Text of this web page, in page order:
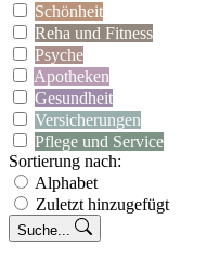
Schönheit
Reha und Fitness
Psyche
Apotheken
Gesundheit
Versicherungen
Pflege und Service
Sortierung nach:
Alphabet
Zuletzt hinzugefügt
Suche...